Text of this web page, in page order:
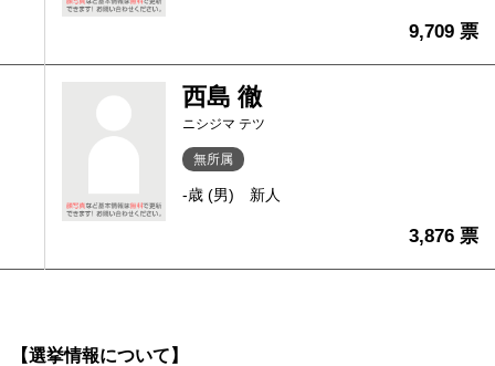
9,709 票
西島 徹
ニシジマ テツ
無所属
-歳 (男) 新人
3,876 票
【選挙情報について】